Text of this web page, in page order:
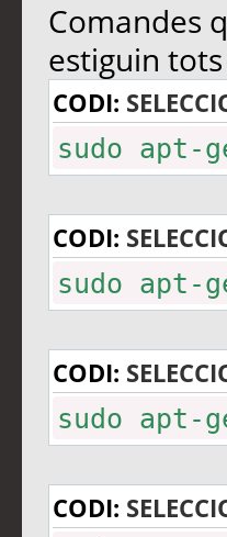
Comandes
estiguin
CODI:
sudo apt-
CODI:
sudo apt-
CODI:
sudo apt-
CODI: